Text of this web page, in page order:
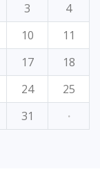
3
4
10
11
17
18
24
25
31 ·